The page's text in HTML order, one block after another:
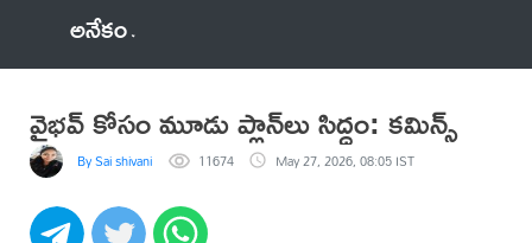
అనేకం
వైభవ్ కోసం మూడు ప్లాన్‌లు సిద్ధం: కమిన్స్
By Sai shivani 11674 May 27, 2026, 08:05 IST